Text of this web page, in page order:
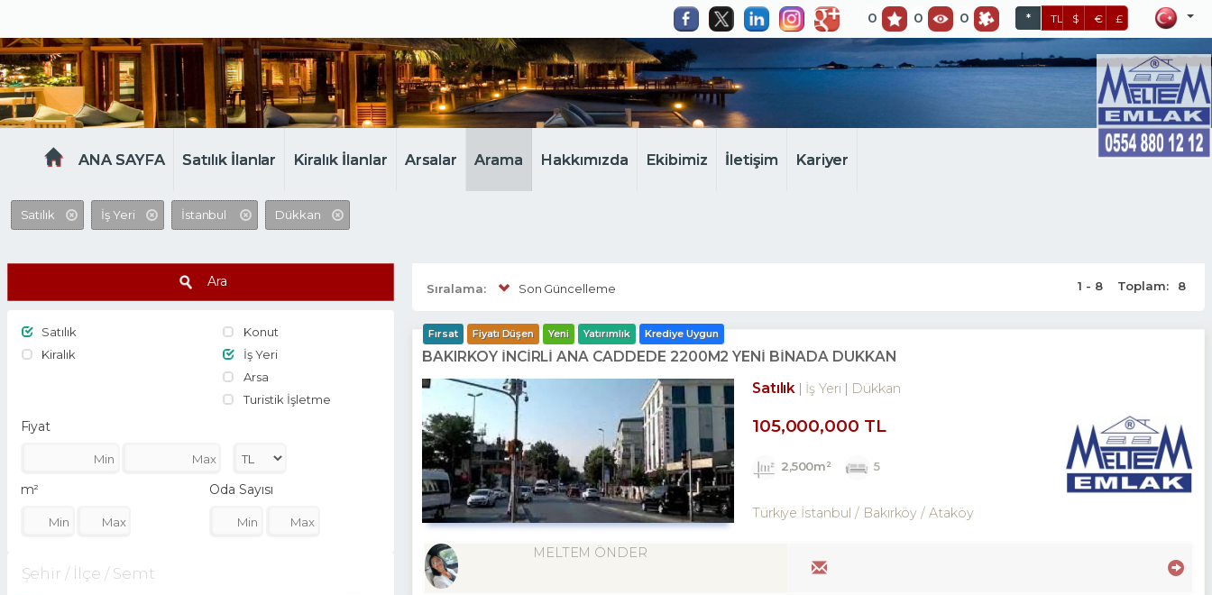
0 0 0 * TL $ € £
ANA SAYFA Satılık İlanlar Kiralık İlanlar Arsalar Arama Hakkımızda Ekibimiz İletişim Kariyer
Satılık İş Yeri İstanbul Dükkan
Ara
Satılık
Kiralık
Konut
İş Yeri
Arsa
Turistik İşletme
Fiyat
m² Oda Sayısı
Şehir / İlçe / Semt
Sıralama: Son Güncelleme 1 - 8 Toplam: 8
Fırsat Fiyatı Düşen Yeni Yatırımlık Krediye Uygun
BAKIRKÖY İNCİRLİ ANA CADDEDE 2200M2 YENİ BİNADA DÜKKAN
Satılık
İş Yeri Dükkan
105,000,000 TL
2,500m² 5
Türkiye İstanbul / Bakırköy / Ataköy
MELTEM ÖNDER